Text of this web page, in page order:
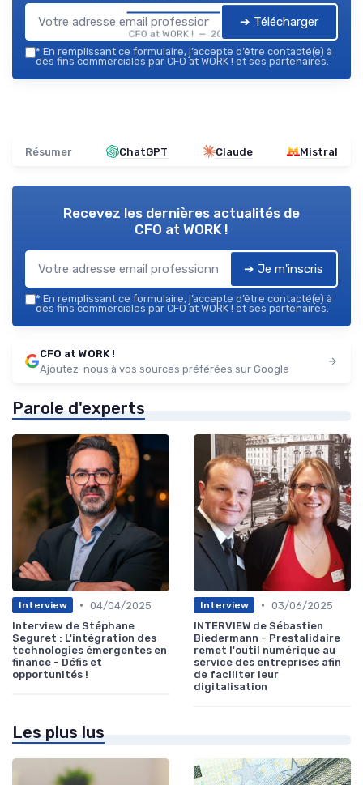
CFO at WORK ! — 2026
➔ Télécharger
* En remplissant ce formulaire, j’accepte d’être contacté(e) à
des fins commerciales par CFO at WORK ! et ses partenaires.
Résumer ChatGPT Claude Mistral
Recevez les dernières actualités de
CFO at WORK !
➔ Je m'inscris
* En remplissant ce formulaire, j’accepte d’être contacté(e) à
des fins commerciales par CFO at WORK ! et ses partenaires.
CFO at WORK !
Ajoutez-nous à vos sources préférées sur Google
Parole d'experts
Interview • 04/04/2025
Interview de Stéphane
Seguret : L'intégration des
technologies émergentes en
finance - Défis et
opportunités !
Interview • 03/06/2025
INTERVIEW de Sébastien
Biedermann - Prestalidaire
remet l'outil numérique au
service des entreprises afin
de faciliter leur
digitalisation
Les plus lus